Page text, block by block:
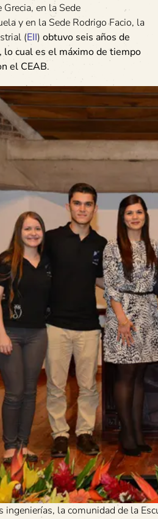
en la Sede
y en la Sede Rodrigo Facio, la
(EII) obtuvo seis años de
lo cual es el máximo de tiempo
el CEAB.
la comunidad de la